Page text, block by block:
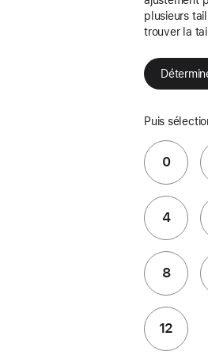
plusieurs
trouver la
Puis
0
4
8
12